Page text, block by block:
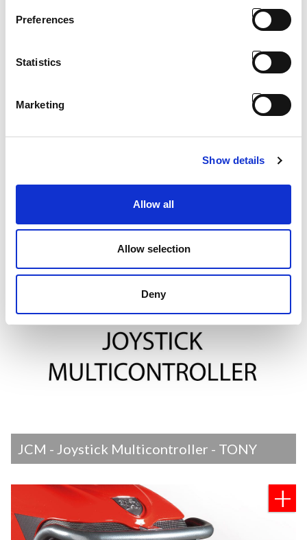
Preferences
Statistics
Marketing
Show details
Allow all
Allow selection
Deny
hydraulique
JCM - Joystick Multicontroller - TONY